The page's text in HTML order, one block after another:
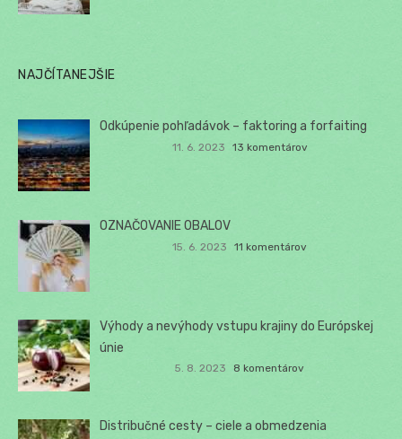
NAJČÍTANEJŠIE
Odkúpenie pohľadávok – faktoring a forfaiting
11. 6. 2023 13 komentárov
OZNAČOVANIE OBALOV
15. 6. 2023 11 komentárov
Výhody a nevýhody vstupu krajiny do Európskej
únie
5. 8. 2023 8 komentárov
Distribučné cesty – ciele a obmedzenia